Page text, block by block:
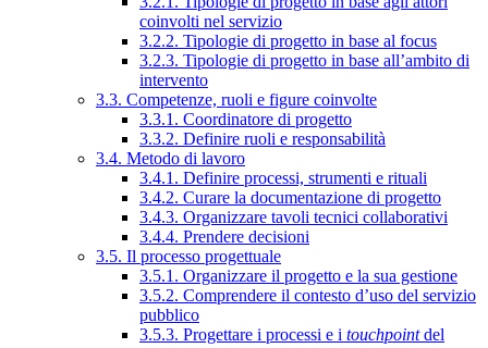
coinvolti nel servizio
3.2.2. Tipologie di progetto in base al focus
3.2.3. Tipologie di progetto in base all’ambito di
intervento
3.3. Competenze, ruoli e figure coinvolte
3.3.1. Coordinatore di progetto
3.3.2. Definire ruoli e responsabilità
3.4. Metodo di lavoro
3.4.1. Definire processi, strumenti e rituali
3.4.2. Curare la documentazione di progetto
3.4.3. Organizzare tavoli tecnici collaborativi
3.4.4. Prendere decisioni
3.5. Il processo progettuale
3.5.1. Organizzare il progetto e la sua gestione
3.5.2. Comprendere il contesto d’uso del servizio
pubblico
3.5.3. Progettare i processi e i touchpointdel